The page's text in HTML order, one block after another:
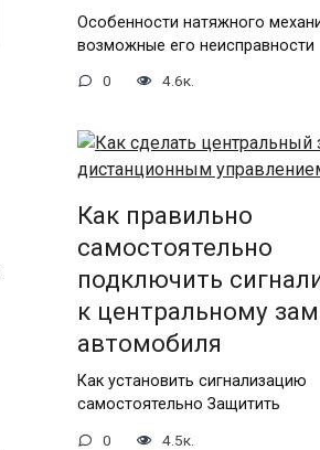
Особенности натяжного
возможные его неисправности
0 4.6к.
Как правильно
самостоятельно
подключить
к центральному
автомобиля
Как установить сигнализацию
самостоятельно Защитить
0 4.5к.